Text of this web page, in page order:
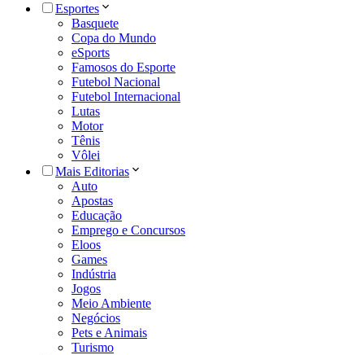
Esportes
Basquete
Copa do Mundo
eSports
Famosos do Esporte
Futebol Nacional
Futebol Internacional
Lutas
Motor
Tênis
Vôlei
Mais Editorias
Auto
Apostas
Educação
Emprego e Concursos
Eloos
Games
Indústria
Jogos
Meio Ambiente
Negócios
Pets e Animais
Turismo